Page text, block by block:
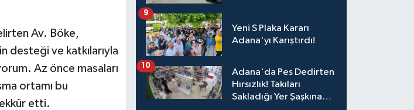
Av. Böke,
desteği ve katkılarıyla
Az önce masaları
ortamı bu
etti.
Yeni S Plaka Kararı
Adana'yı Karıştırdı!
9
Adana'da Pes Dedirten
Hırsızlık! Takıları
Sakladığı Yer Şaşkına
10